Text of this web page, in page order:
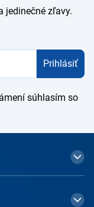
jedinečné zľavy.
Prihlásiť
súhlasím so